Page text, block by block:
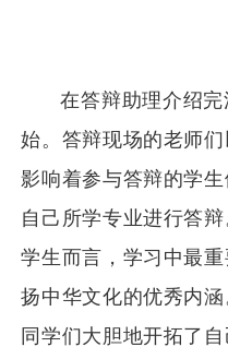
在答辩助理介绍
始。答辩现场的老师
影响着参与答辩的学
自己所学专业进行答
学生而言，学习中最
扬中华文化的优秀内
同学们大胆地开拓了